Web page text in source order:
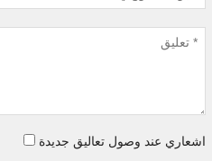
اشعاري عند وصول تعاليق جديدة